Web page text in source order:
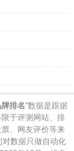
排名”数据是跟据
于评测网站、排
、网友评价等来
数据只做自动化